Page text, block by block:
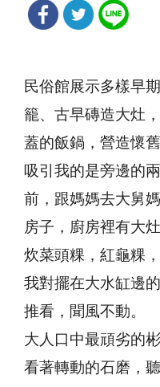
民俗館展示多樣早
籠、古早磚造大灶
蓋的飯鍋，營造懷舊
吸引我的是旁邊的
前，跟媽媽去大舅
房子，廚房裡有大
炊菜頭粿，紅龜粿
我對擺在大水缸邊
推看，聞風不動。
大人口中最頑劣的
看著轉動的石磨，